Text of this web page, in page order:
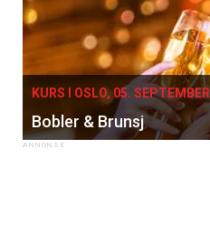
KURS I OSLO, 05. SEPTEMBER
Bobler & Brunsj